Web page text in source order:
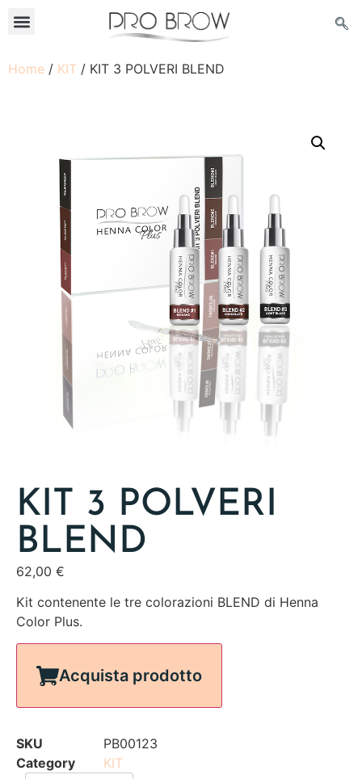
Home / KIT / KIT 3 POLVERI BLEND
KIT 3 POLVERI
BLEND
62,00 €
Kit contenente le tre colorazioni BLEND di Henna
Color Plus.
Acquista prodotto
SKU
PB00123
Category
KIT